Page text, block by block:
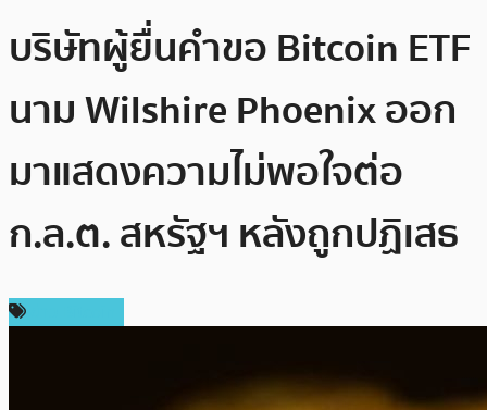
บริษัทผู้ยื่นคำขอ Bitcoin ETF
นาม Wilshire Phoenix ออก
มาแสดงความไม่พอใจต่อ
ก.ล.ต. สหรัฐฯ หลังถูกปฏิเสธ